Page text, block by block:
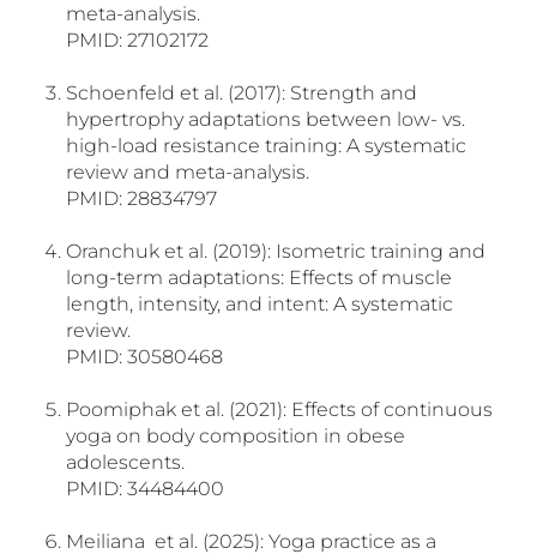
meta-analysis.
PMID: 27102172
Schoenfeld et al. (2017): Strength and
hypertrophy adaptations between low- vs.
high-load resistance training: A systematic
review and meta-analysis.
PMID: 28834797
Oranchuk et al. (2019): Isometric training and
long-term adaptations: Effects of muscle
length, intensity, and intent: A systematic
review.
PMID: 30580468
Poomiphak et al. (2021): Effects of continuous
yoga on body composition in obese
adolescents.
PMID: 34484400
Meiliana et al. (2025): Yoga practice as a